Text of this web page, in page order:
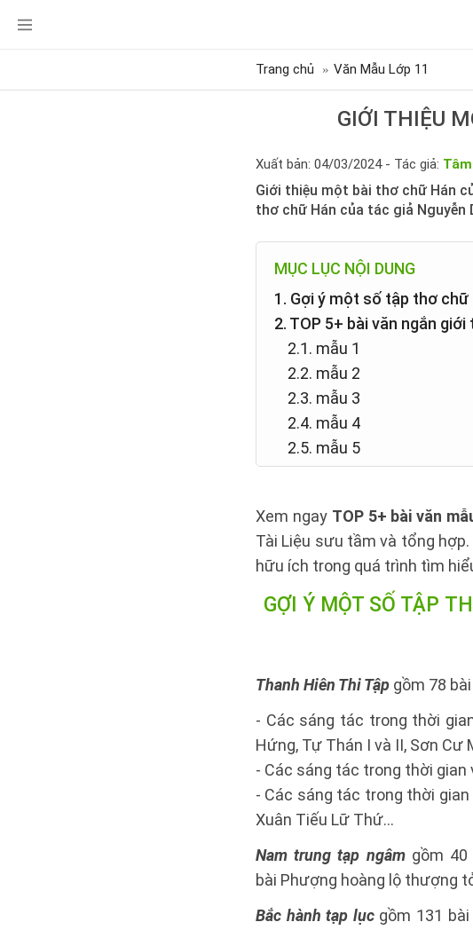
Trang chủ Văn Mẫu Lớp 11
GIỚI THIỆU
Xuất bản: 04/03/2024 - Tác giả:
Giới thiệu một bài thơ chữ Hán
thơ chữ Hán của tác giả Nguyễn
MỤC LỤC NỘI DUNG
1. Gợi ý một số tập thơ chữ
2. TOP 5+ bài văn ngắn
2.1. mẫu 1
2.2. mẫu 2
2.3. mẫu 3
2.4. mẫu 4
2.5. mẫu 5
Xem ngay TOP 5+ bài văn
Tài Liệu sưu tầm và tổng
hữu ích trong quá trình tìm
GỢI Ý MỘT SỐ TẬP
Thanh Hiên Thi Tập gồm 78
- Các sáng tác trong thời
Hứng, Tự Thán I và II, Sơn Cư
- Các sáng tác trong thời gian
- Các sáng tác trong thời gian
Xuân Tiếu Lữ Thứ...
Nam trung tạp ngâmgồm 40
bài Phượng hoàng lộ thượng
Bắc hành tạp lụcgồm 131 bài